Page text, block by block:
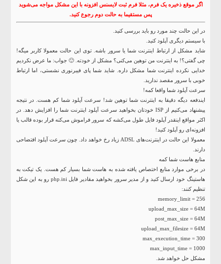
اگر موقع ذخیره یک فرم، مثلا فرم ثبت لایسنس افزونه با این مشکل مواجه می‌شوید
پس مستقیما به حالت دوم رجوع کنید.
در این حالت چند مورد رو باید بررسی کنید.
با سیستم دیگری آپلود کنید.
شاید مشکل از ارتباط اینترنت شما یا سرور باشه. توی این حالت معمولا کاربر میگه!
چی گفتی؟! به اینترنت من توهین می‌کنی؟ مشکل از خودته. 🙂 جواب: ما عرض نکردیم
خدایی نکرده اینترنت شما مشکل داره. شاید شما پای فیبرنوری نشستی، اما ارتباط
خوبی با سرور مقصد ندارید.
سرعت آپلود شما واقعا کمه!
ایندفعه دیگه دقیقا به اینترنت شما توهین شد! سرعت آپلود شما کم هست. در نتیجه
پیشنهاد می‌کنیم از ISP خودتان بخواهید سرعت آپلود اینترنت شما را افزایش دهد. در
اکثر مواقع اینقدر آپلود فایل طول می‌کشه که سرور فراموش می‌کنه قرار بوده قالب یا
افزونه‌ای رو آپلود کنید!
معمولا این حالت در اینترنت‌های ADSL زیاد رخ خواهد داد. چون سرعت آپلود افتضاحی
دارند.
منابع هاست شما کمه
در برخی موارد منابع اختصاص یافته شده به هاست شما بسیار کم هست. یک تیکت به
هاستینگ خود ارسال کنید و از مدیر سرور بخواهید مقادیر فایل php.ini رو به این شکل
تنظیم کنند:
max_input_time = 1000
مشکل حل خواهد شد.